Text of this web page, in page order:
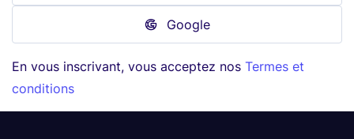
Google
En vous inscrivant, vous acceptez nos Termes et
conditions